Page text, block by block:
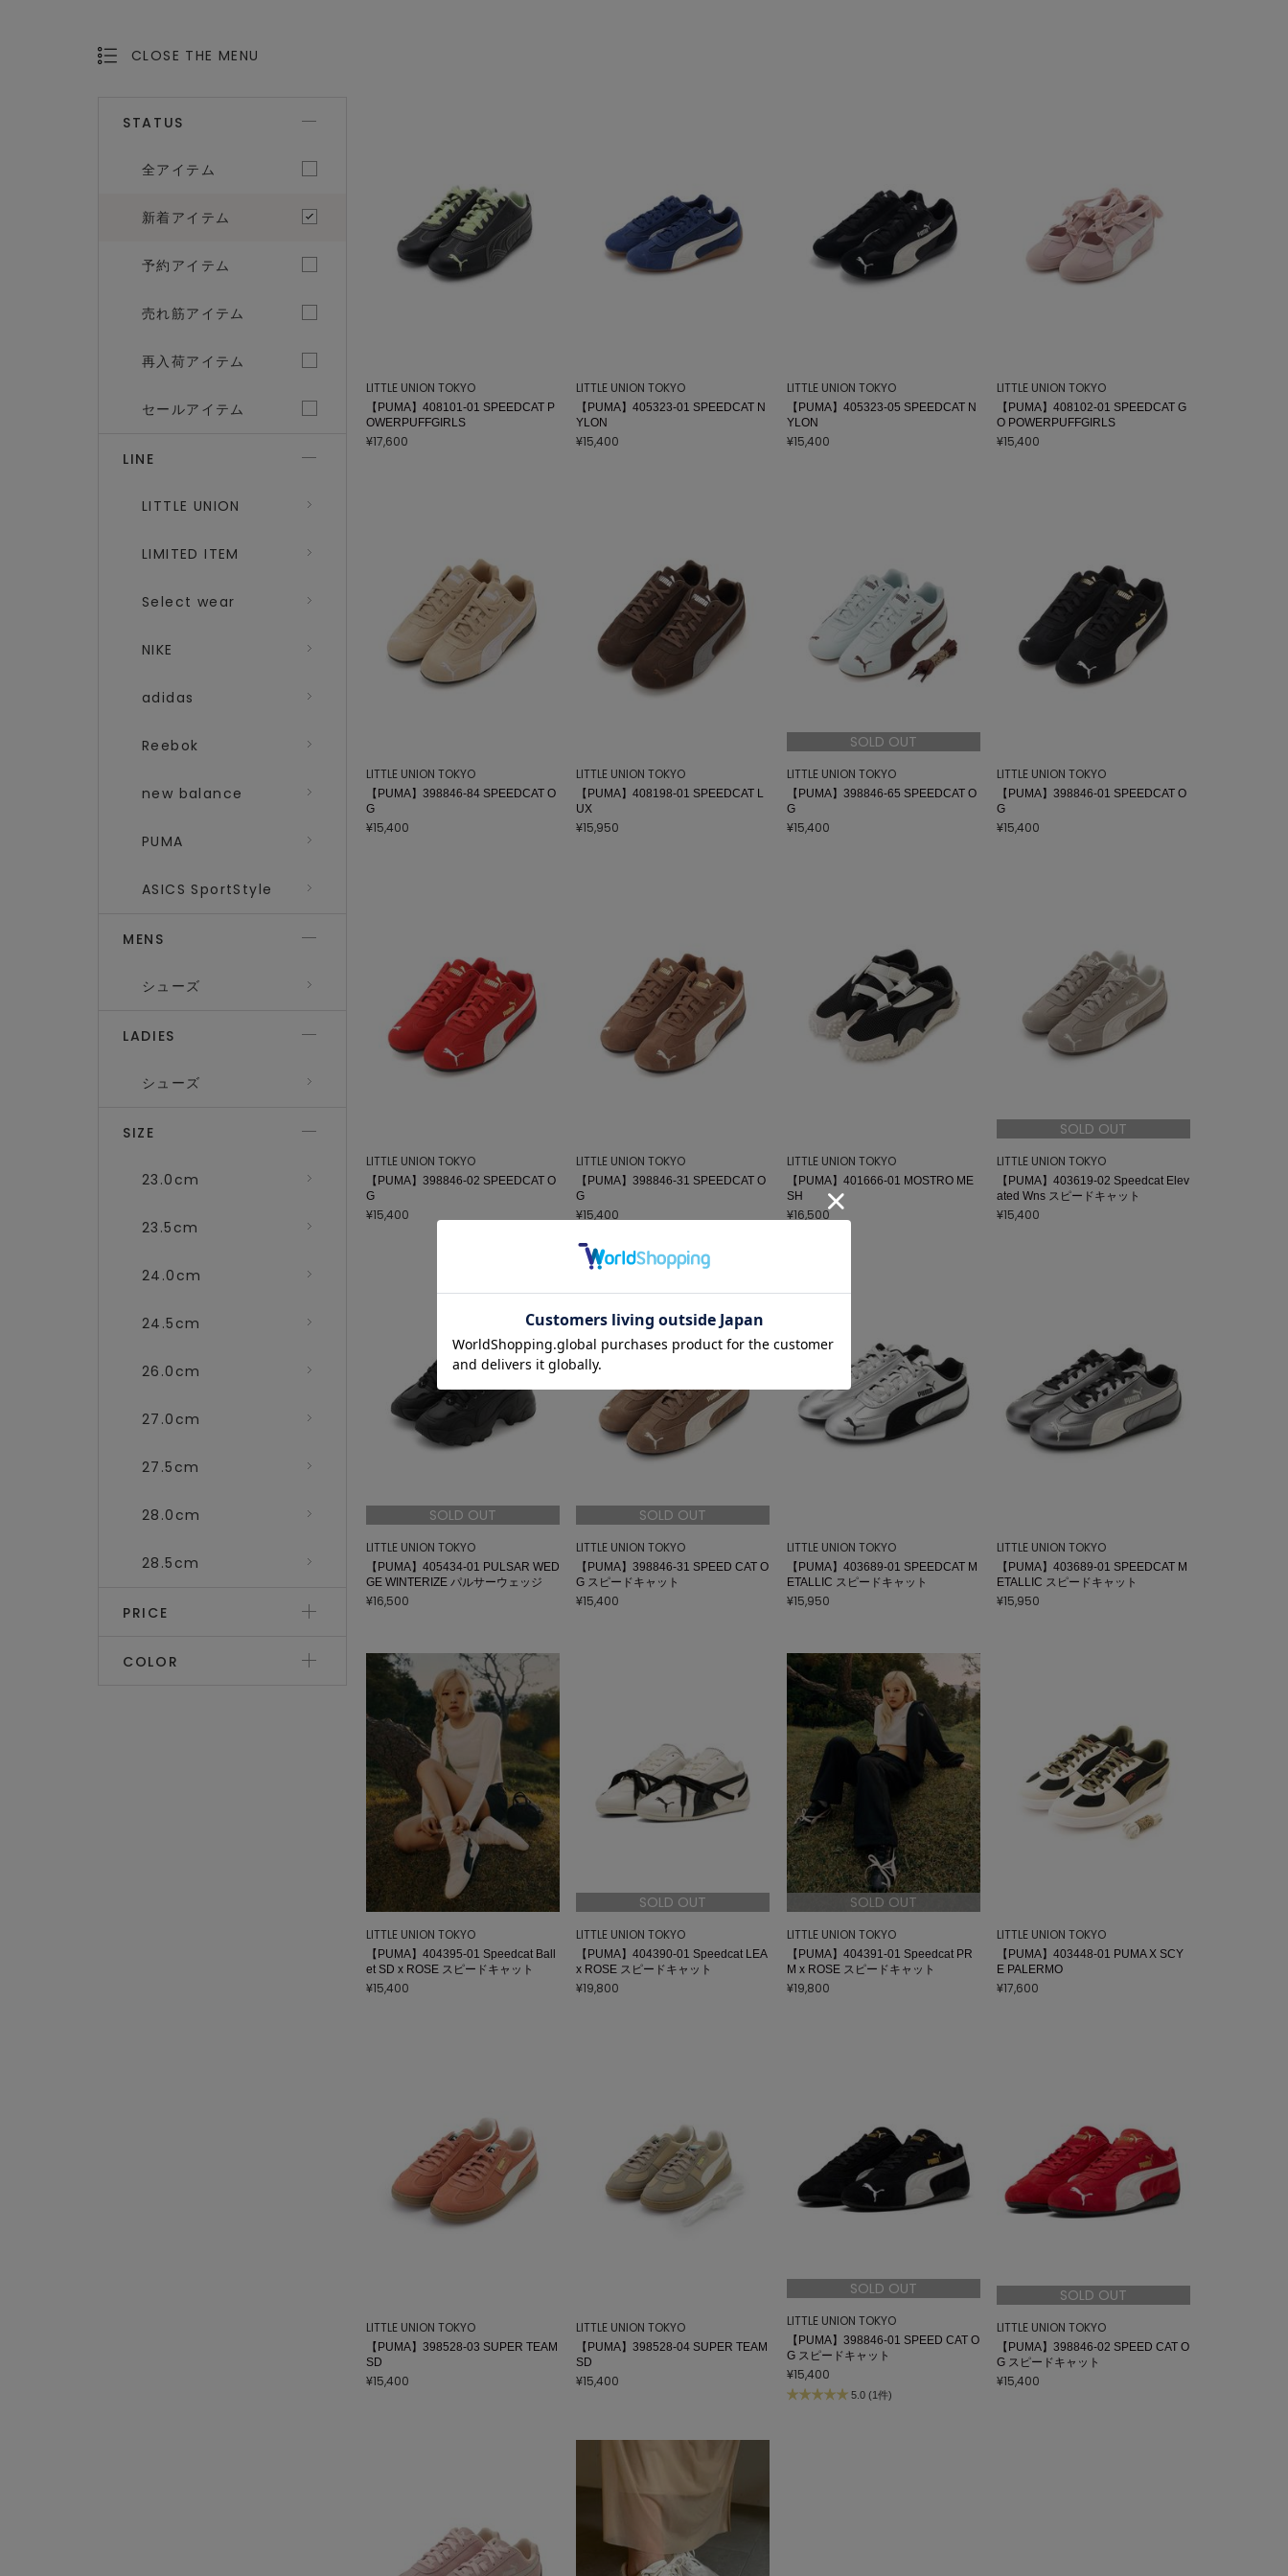
CLOSE THE MENU
STATUS
全アイテム
新着アイテム
予約アイテム
売れ筋アイテム
再入荷アイテム
セールアイテム
LINE
LITTLE UNION
LIMITED ITEM
Select wear
NIKE
adidas
Reebok
new balance
PUMA
ASICS SportStyle
MENS
シューズ
LADIES
シューズ
SIZE
23.0cm
23.5cm
24.0cm
24.5cm
26.0cm
27.0cm
27.5cm
28.0cm
28.5cm
PRICE
COLOR
LITTLE UNION TOKYO
【PUMA】408101-01 SPEEDCAT P
OWERPUFFGIRLS
¥17,600
LITTLE UNION TOKYO
【PUMA】405323-01 SPEEDCAT N
YLON
¥15,400
LITTLE UNION TOKYO
【PUMA】405323-05 SPEEDCAT N
YLON
¥15,400
LITTLE UNION TOKYO
【PUMA】408102-01 SPEEDCAT G
O POWERPUFFGIRLS
¥15,400
LITTLE UNION TOKYO
【PUMA】398846-84 SPEEDCAT O
G
¥15,400
LITTLE UNION TOKYO
【PUMA】408198-01 SPEEDCAT L
UX
¥15,950
SOLD OUT
LITTLE UNION TOKYO
【PUMA】398846-65 SPEEDCAT O
G
¥15,400
LITTLE UNION TOKYO
【PUMA】398846-01 SPEEDCAT O
G
¥15,400
LITTLE UNION TOKYO
【PUMA】398846-02 SPEEDCAT O
G
¥15,400
LITTLE UNION TOKYO
【PUMA】398846-31 SPEEDCAT O
G
¥15,400
LITTLE UNION TOKYO
【PUMA】401666-01 MOSTRO ME
SH
¥16,500
SOLD OUT
LITTLE UNION TOKYO
【PUMA】403619-02 Speedcat Elev
ated Wns スピードキャット
¥15,400
SOLD OUT
LITTLE UNION TOKYO
【PUMA】405434-01 PULSAR WED
GE WINTERIZE パルサーウェッジ
¥16,500
SOLD OUT
LITTLE UNION TOKYO
【PUMA】398846-31 SPEED CAT O
G スピードキャット
¥15,400
LITTLE UNION TOKYO
【PUMA】403689-01 SPEEDCAT M
ETALLIC スピードキャット
¥15,950
LITTLE UNION TOKYO
【PUMA】403689-01 SPEEDCAT M
ETALLIC スピードキャット
¥15,950
LITTLE UNION TOKYO
【PUMA】404395-01 Speedcat Ball
et SD x ROSE スピードキャット
¥15,400
SOLD OUT
LITTLE UNION TOKYO
【PUMA】404390-01 Speedcat LEA
x ROSE スピードキャット
¥19,800
SOLD OUT
LITTLE UNION TOKYO
【PUMA】404391-01 Speedcat PR
M x ROSE スピードキャット
¥19,800
LITTLE UNION TOKYO
【PUMA】403448-01 PUMA X SCY
E PALERMO
¥17,600
LITTLE UNION TOKYO
【PUMA】398528-03 SUPER TEAM
SD
¥15,400
LITTLE UNION TOKYO
【PUMA】398528-04 SUPER TEAM
SD
¥15,400
SOLD OUT
LITTLE UNION TOKYO
【PUMA】398846-01 SPEED CAT O
G スピードキャット
¥15,400
5.0 (1件)
SOLD OUT
LITTLE UNION TOKYO
【PUMA】398846-02 SPEED CAT O
G スピードキャット
¥15,400